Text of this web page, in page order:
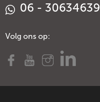
06 - 30634639
Volg ons op: